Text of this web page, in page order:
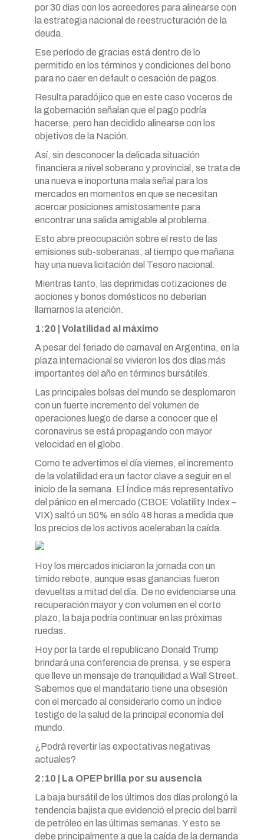
por 30 días con los acreedores para alinearse con
la estrategia nacional de reestructuración de la
deuda.
Ese período de gracias está dentro de lo
permitido en los términos y condiciones del bono
para no caer en default o cesación de pagos.
Resulta paradójico que en este caso voceros de
la gobernación señalan que el pago podría
hacerse, pero han decidido alinearse con los
objetivos de la Nación.
Así, sin desconocer la delicada situación
financiera a nivel soberano y provincial, se trata de
una nueva e inoportuna mala señal para los
mercados en momentos en que se necesitan
acercar posiciones amistosamente para
encontrar una salida amigable al problema.
Esto abre preocupación sobre el resto de las
emisiones sub-soberanas, al tiempo que mañana
hay una nueva licitación del Tesoro nacional.
Mientras tanto, las deprimidas cotizaciones de
acciones y bonos domésticos no deberían
llamarnos la atención.
1:20 | Volatilidad al máximo
A pesar del feriado de carnaval en Argentina, en la
plaza internacional se vivieron los dos días más
importantes del año en términos bursátiles.
Las principales bolsas del mundo se desplomaron
con un fuerte incremento del volumen de
operaciones luego de darse a conocer que el
coronavirus se está propagando con mayor
velocidad en el globo.
Como te advertimos el día viernes, el incremento
de la volatilidad era un factor clave a seguir en el
inicio de la semana. El Índice más representativo
del pánico en el mercado (CBOE Volatility Index –
VIX) saltó un 50% en sólo 48 horas a medida que
los precios de los activos aceleraban la caída.
Hoy los mercados iniciaron la jornada con un
tímido rebote, aunque esas ganancias fueron
devueltas a mitad del día. De no evidenciarse una
recuperación mayor y con volumen en el corto
plazo, la baja podría continuar en las próximas
ruedas.
Hoy por la tarde el republicano Donald Trump
brindará una conferencia de prensa, y se espera
que lleve un mensaje de tranquilidad a Wall Street.
Sabemos que el mandatario tiene una obsesión
con el mercado al considerarlo como un índice
testigo de la salud de la principal economía del
mundo.
¿Podrá revertir las expectativas negativas
actuales?
2:10 | La OPEP brilla por su ausencia
La baja bursátil de los últimos dos días prolongó la
tendencia bajista que evidenció el precio del barril
de petróleo en las últimas semanas. Y esto se
debe principalmente a que la caída de la demanda